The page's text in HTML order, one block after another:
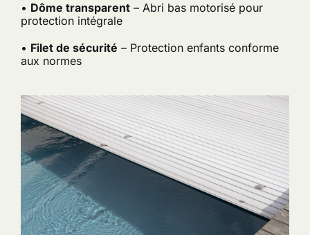
• Dôme transparent– Abri bas motorisé pour
protection intégrale
• Filet de sécurité – Protection enfants conforme
aux normes